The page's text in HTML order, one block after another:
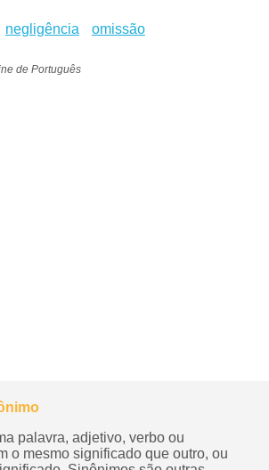
negligência omissão
de Português
palavra, adjetivo, verbo ou
o mesmo significado que outro, ou